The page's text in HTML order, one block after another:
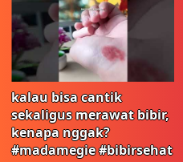
kalau bisa cantik
sekaligus merawat bibir,
kenapa nggak?
#madamegie #bibirsehat